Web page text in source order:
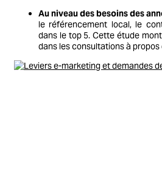
Au niveau des besoins des
le référencement local, le
dans le top 5. Cette étude
dans les consultations à propos